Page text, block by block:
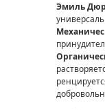
Эмиль